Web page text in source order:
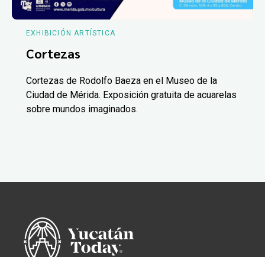
EXHIBICIÓN ARTÍSTICA
Cortezas
Cortezas de Rodolfo Baeza en el Museo de la
Ciudad de Mérida. Exposición gratuita de acuarelas
sobre mundos imaginados.